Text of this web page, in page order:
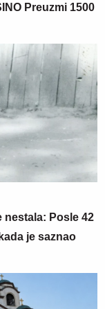
Preuzmi 1500
nestala: Posle 42
je saznao